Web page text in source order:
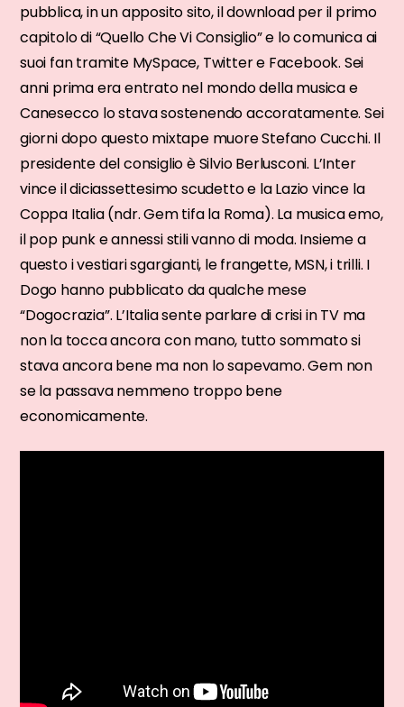
pubblica, in un apposito sito, il download per il primo
capitolo di “Quello Che Vi Consiglio” e lo comunica ai
suoi fan tramite MySpace, Twitter e Facebook. Sei
anni prima era entrato nel mondo della musica e
Canesecco lo stava sostenendo accoratamente. Sei
giorni dopo questo mixtape muore Stefano Cucchi. Il
presidente del consiglio è Silvio Berlusconi. L’Inter
vince il diciassettesimo scudetto e la Lazio vince la
Coppa Italia (ndr. Gem tifa la Roma). La musica emo,
il pop punk e annessi stili vanno di moda. Insieme a
questo i vestiari sgargianti, le frangette, MSN, i trilli. I
Dogo hanno pubblicato da qualche mese
“Dogocrazia”. L’Italia sente parlare di crisi in TV ma
non la tocca ancora con mano, tutto sommato si
stava ancora bene ma non lo sapevamo. Gem non
se la passava nemmeno troppo bene
economicamente.